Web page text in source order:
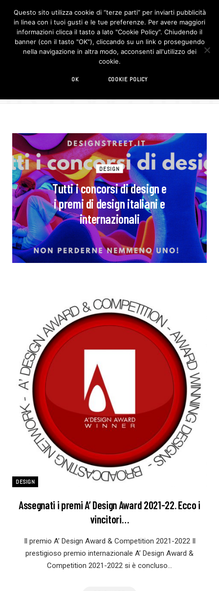
F
c
e
b
o
I
n
s
t
Contest
DESIGN
Tutti i concorsi di design e
i premi di design italiani e
internazionali
DESIGN
Assegnati i premi A’ Design Award 2021-22. Ecco i
vincitori…
Il premio A’ Design Award & Competition 2021-2022 Il
prestigioso premio internazionale A’ Design Award &
Competition 2021-2022 si è concluso…
Questo sito utilizza cookie di “terze parti” per inviarti pubblicità
in linea con i tuoi gusti e le tue preferenze. Per avere maggiori
informazioni clicca il tasto a lato "Cookie Policy". Chiudendo il
banner (con il tasto "OK"), cliccando su un link o proseguendo
nella navigazione in altra modo, acconsenti all'utilizzo dei
cookie.
OK COOKIE POLICY